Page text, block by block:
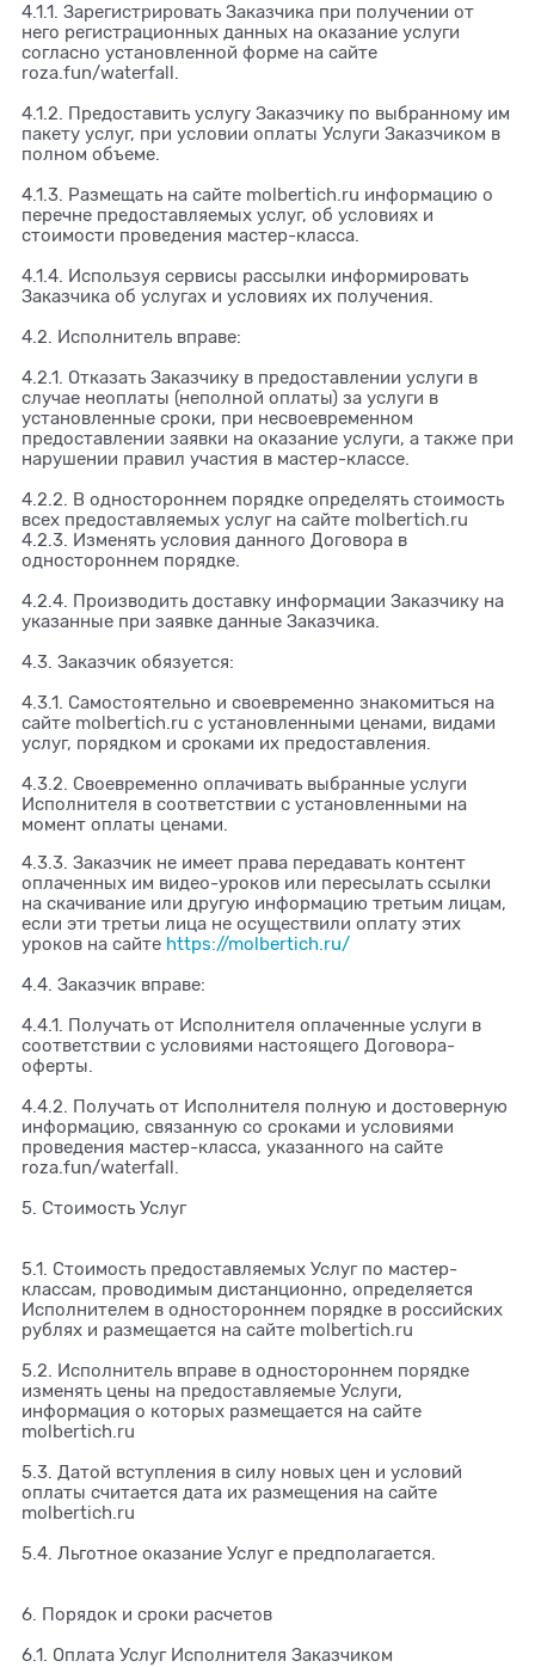
4.1.1. Зарегистрировать Заказчика при получении от
него регистрационных данных на оказание услуги
согласно установленной форме на сайте
roza.fun/waterfall.
4.1.2. Предоставить услугу Заказчику по выбранному им
пакету услуг, при условии оплаты Услуги Заказчиком в
полном объеме.
4.1.3. Размещать на сайте molbertich.ru информацию о
перечне предоставляемых услуг, об условиях и
стоимости проведения мастер-класса.
4.1.4. Используя сервисы рассылки информировать
Заказчика об услугах и условиях их получения.
4.2. Исполнитель вправе:
4.2.1. Отказать Заказчику в предоставлении услуги в
случае неоплаты (неполной оплаты) за услуги в
установленные сроки, при несвоевременном
предоставлении заявки на оказание услуги, а также при
нарушении правил участия в мастер-классе.
4.2.2. В одностороннем порядке определять стоимость
всех предоставляемых услуг на сайте molbertich.ru
4.2.3. Изменять условия данного Договора в
одностороннем порядке.
4.2.4. Производить доставку информации Заказчику на
указанные при заявке данные Заказчика.
4.3. Заказчик обязуется:
4.3.1. Самостоятельно и своевременно знакомиться на
сайте molbertich.ru с установленными ценами, видами
услуг, порядком и сроками их предоставления.
4.3.2. Своевременно оплачивать выбранные услуги
Исполнителя в соответствии с установленными на
момент оплаты ценами.
4.3.3. Заказчик не имеет права передавать контент
оплаченных им видео-уроков или пересылать ссылки
на скачивание или другую информацию третьим лицам,
если эти третьи лица не осуществили оплату этих
уроков на сайте https://molbertich.ru/
4.4. Заказчик вправе:
4.4.1. Получать от Исполнителя оплаченные услуги в
соответствии с условиями настоящего Договора-
оферты.
4.4.2. Получать от Исполнителя полную и достоверную
информацию, связанную со сроками и условиями
проведения мастер-класса, указанного на сайте
roza.fun/waterfall.
5. Стоимость Услуг
5.1. Стоимость предоставляемых Услуг по мастер-
классам, проводимым дистанционно, определяется
Исполнителем в одностороннем порядке в российских
рублях и размещается на сайте molbertich.ru
5.2. Исполнитель вправе в одностороннем порядке
изменять цены на предоставляемые Услуги,
информация о которых размещается на сайте
molbertich.ru
5.3. Датой вступления в силу новых цен и условий
оплаты считается дата их размещения на сайте
molbertich.ru
5.4. Льготное оказание Услуг е предполагается.
6. Порядок и сроки расчетов
6.1. Оплата Услуг Исполнителя Заказчиком